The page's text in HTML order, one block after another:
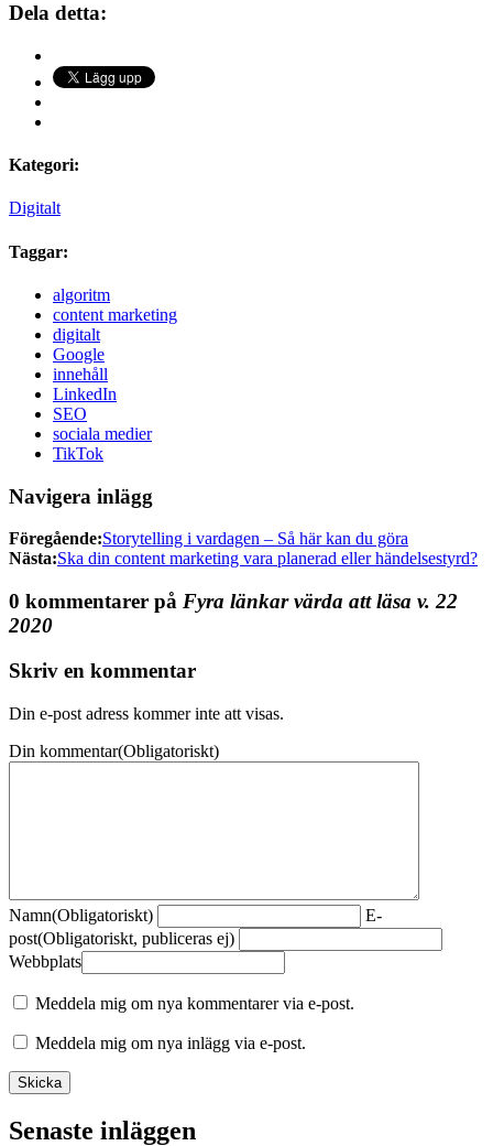
Dela detta:
Kategori:
Digitalt
Taggar:
algoritm
content marketing
digitalt
Google
innehåll
LinkedIn
SEO
sociala medier
TikTok
Navigera inlägg
Föregående:Storytelling i vardagen – Så här kan du göra
Nästa:Ska din content marketing vara planerad eller händelsestyrd?
0 kommentarer på Fyra länkar värda att läsa v. 22
2020
Skriv en kommentar
Din e-post adress kommer inte att visas.
Din kommentar(Obligatoriskt)
Namn(Obligatoriskt)
E-
post(Obligatoriskt, publiceras ej)
Webbplats
Meddela mig om nya kommentarer via e-post.
Meddela mig om nya inlägg via e-post.
Senaste inläggen